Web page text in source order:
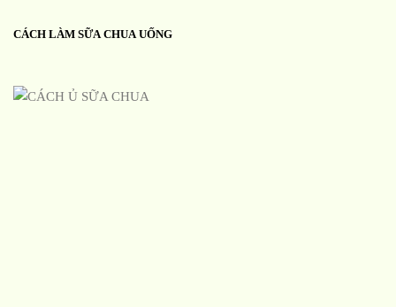
CÁCH LÀM SỮA CHUA UỐNG